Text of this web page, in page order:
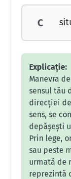
C
Explicație:
Manevra
sensul tău
direcției
sens, se
depășești
Prin lege,
sau peste
urmată de
reprezintă